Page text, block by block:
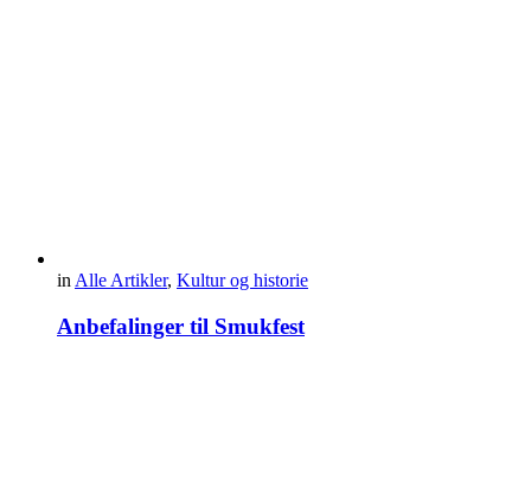
in Alle Artikler, Kultur og historie
Anbefalinger til Smukfest